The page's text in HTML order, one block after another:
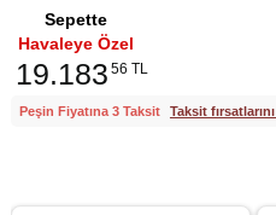
Sepette
Havaleye Özel
19.183 56 TL
Peşin Fiyatına 3 Taksit Taksit